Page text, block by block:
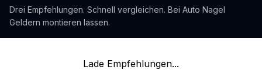
Drei Empfehlungen. Schnell vergleichen. Bei Auto Nagel
Geldern montieren lassen.
Lade Empfehlungen...